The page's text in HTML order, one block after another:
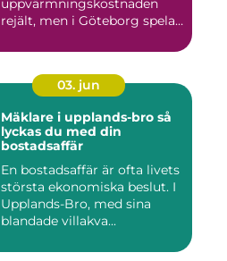
uppvärmningskostnaden
rejält, men i Göteborg spelar
03. jun
Mäklare i upplands-bro så
lyckas du med din
bostadsaffär
En bostadsaffär är ofta livets
största ekonomiska beslut. I
Upplands-Bro, med sina
blandade villakva...